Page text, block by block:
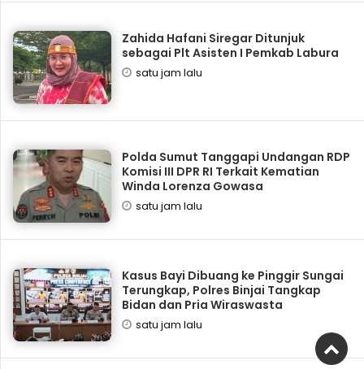
Zahida Hafani Siregar Ditunjuk
sebagai Plt Asisten I Pemkab Labura
satu jam lalu
Polda Sumut Tanggapi Undangan RDP
Komisi III DPR RI Terkait Kematian
Winda Lorenza Gowasa
satu jam lalu
Kasus Bayi Dibuang ke Pinggir Sungai
Terungkap, Polres Binjai Tangkap
Bidan dan Pria Wiraswasta
satu jam lalu